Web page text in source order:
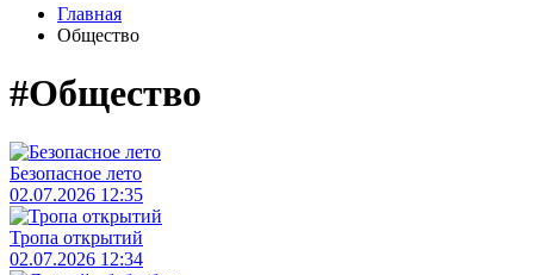
Главная
Общество
#Общество
Безопасное лето
02.07.2026 12:35
Тропа открытий
02.07.2026 12:34